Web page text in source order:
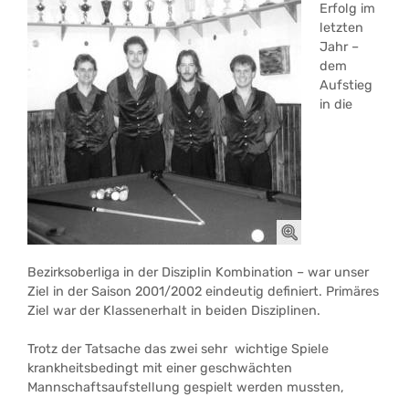
Erfolg im
letzten
Jahr –
dem
Aufstieg
in die
Bezirksoberliga in der Disziplin Kombination – war unser
Ziel in der Saison 2001/2002 eindeutig definiert. Primäres
Ziel war der Klassenerhalt in beiden Disziplinen.
Trotz der Tatsache das zwei sehr wichtige Spiele
krankheitsbedingt mit einer geschwächten
Mannschaftsaufstellung gespielt werden mussten,